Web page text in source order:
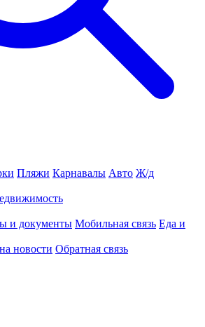
Пляжи Карнавалы Авто Ж/д
и документы Мобильная связь Еда и
новости Обратная связь